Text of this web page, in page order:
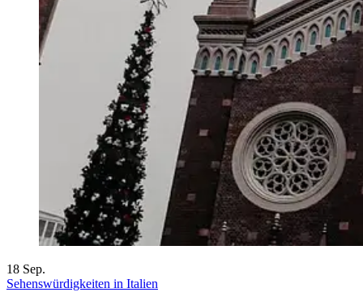
18 Sep.
Sehenswürdigkeiten in Italien